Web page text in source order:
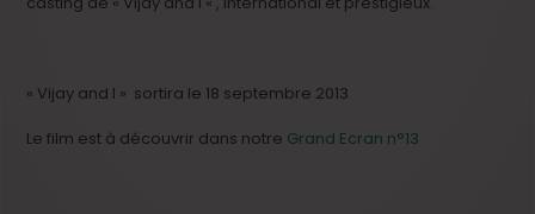
« Vijay and I » sortira le 18 septembre 2013
Le film est à découvrir dans notre Grand Ecran n°13